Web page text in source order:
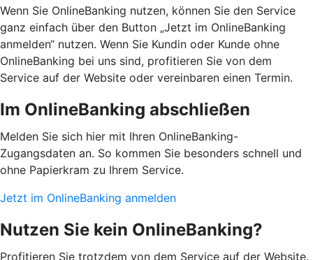
Wenn Sie OnlineBanking nutzen, können Sie den Service
ganz einfach über den Button „Jetzt im OnlineBanking
anmelden“ nutzen. Wenn Sie Kundin oder Kunde ohne
OnlineBanking bei uns sind, profitieren Sie von dem
Service auf der Website oder vereinbaren einen Termin.
Im OnlineBanking abschließen
Melden Sie sich hier mit Ihren OnlineBanking-
Zugangsdaten an. So kommen Sie besonders schnell und
ohne Papierkram zu Ihrem Service.
Jetzt im OnlineBanking anmelden
Nutzen Sie kein OnlineBanking?
Profitieren Sie trotzdem von dem Service auf der Website.